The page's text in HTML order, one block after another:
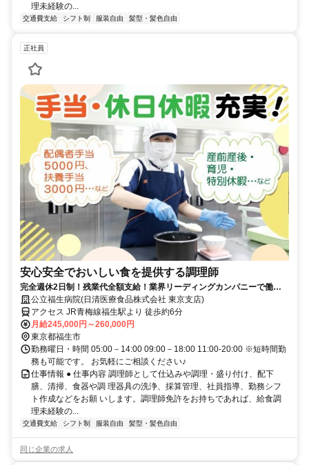
理未経験の...
交通費支給 シフト制 服装自由 髪型・髪色自由
正社員
安心安全でおいしい食を提供する調理師
完全週休2日制！残業代全額支給！業界リーディングカンパニーで働き
ませんか？！
公立福生病院(日清医療食品株式会社 東京支店)
アクセス JR青梅線福生駅より 徒歩約6分
月給245,000円～260,000円
東京都福生市
勤務曜日・時間 05:00－14:00 09:00－18:00 11:00-20:00 ※短時間勤
務も可能です。 お気軽にご相談ください♪
仕事情報 ● 仕事内容 調理師として仕込みや調理・盛り付け、配下
膳、清掃、食器や調 理器具の洗浄、採算管理、社員指導、勤務シフ
ト作成などをお願 いします。調理師免許をお持ちであれば、給食調
理未経験の...
交通費支給 シフト制 服装自由 髪型・髪色自由
同じ企業の求人